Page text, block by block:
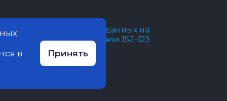
персональных данных на
ведется в соответствии 152-ФЗ
в
Принять